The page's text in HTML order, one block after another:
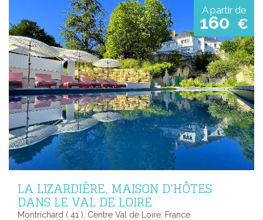
A partir de
160 €
LA LIZARDIÈRE, MAISON D'HÔTES
DANS LE VAL DE LOIRE
Montrichard ( 41 ), Centre Val de Loire, France